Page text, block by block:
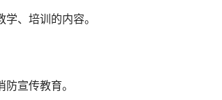
、培训的内容。
宣传教育。